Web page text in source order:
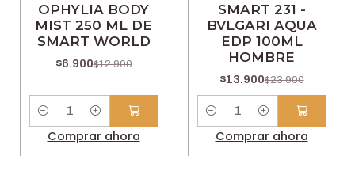
OPHYLIA BODY
MIST 250 ML DE
SMART WORLD
$6.900$12.900
Cantidad
Comprar ahora
SMART 231 -
BVLGARI AQUA
EDP 100ML
HOMBRE
$13.900$23.900
Cantidad
Comprar ahora